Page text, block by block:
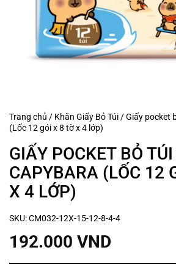
Trang chủ / Khăn Giấy Bỏ Túi /Giấy pocket
(Lốc 12 gói x 8 tờ x 4 lớp)
GIẤY POCKET BỎ
CAPYBARA (LỐC 12
X 4 LỚP)
SKU:CM032-12X-15-12-8-4-4
192.000 VND